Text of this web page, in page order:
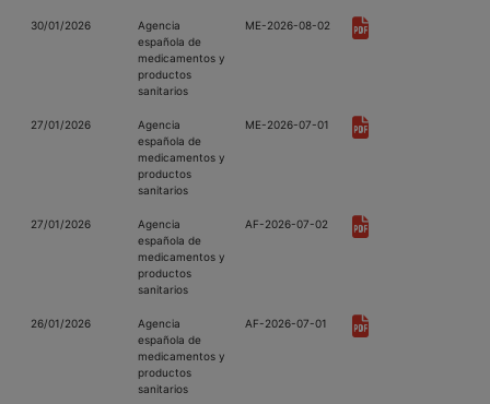
30/01/2026
Agencia
española de
medicamentos y
productos
sanitarios
ME-2026-08-02
27/01/2026
Agencia
española de
medicamentos y
productos
sanitarios
ME-2026-07-01
27/01/2026
Agencia
española de
medicamentos y
productos
sanitarios
AF-2026-07-02
26/01/2026
Agencia
española de
medicamentos y
productos
sanitarios
AF-2026-07-01